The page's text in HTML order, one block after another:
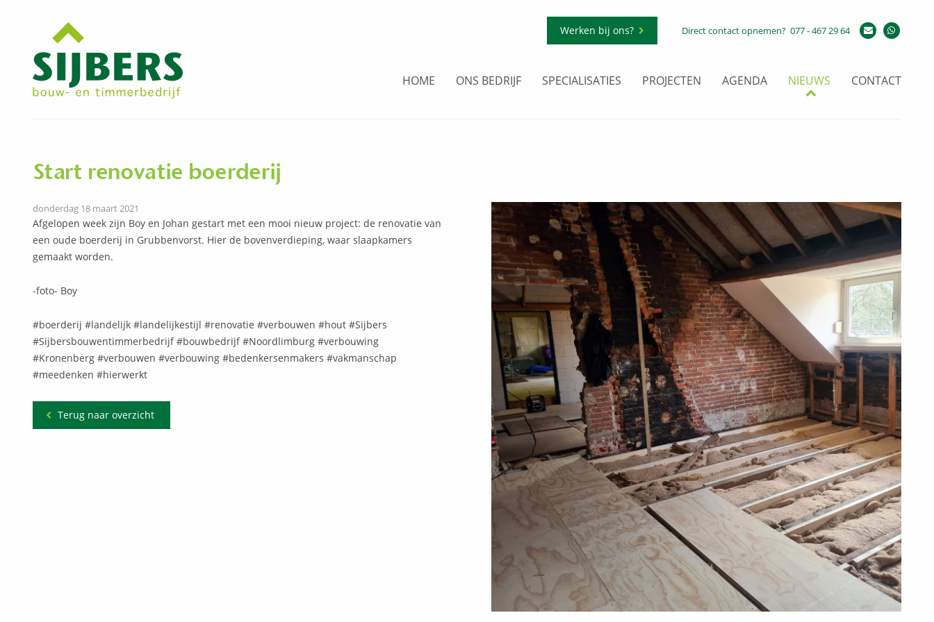
Werken bij ons? Direct contact opnemen? 077 - 467 29 64
HOME ONS BEDRIJF SPECIALISATIES PROJECTEN AGENDA NIEUWS CONTACT
Start renovatie boerderij
donderdag 18 maart 2021
Afgelopen week zijn Boy en Johan gestart met een mooi nieuw project: de renovatie van
een oude boerderij in Grubbenvorst. Hier de bovenverdieping, waar slaapkamers
gemaakt worden.
-foto- Boy
#boerderij #landelijk #landelijkestijl #renovatie #verbouwen #hout #Sijbers
#Sijbersbouwentimmerbedrijf #bouwbedrijf #Noordlimburg #verbouwing
#Kronenberg #verbouwen #verbouwing #bedenkersenmakers #vakmanschap
#meedenken #hierwerkt
Terug naar overzicht